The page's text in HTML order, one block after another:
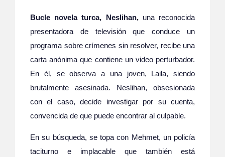
Bucle novela turca, Neslihan,una reconocida
presentadora de televisión que conduce un
programa sobre crímenes sin resolver, recibe una
carta anónima que contiene un video perturbador.
En él, se observa a una joven, Laila, siendo
brutalmente asesinada. Neslihan, obsesionada
con el caso, decide investigar por su cuenta,
convencida de que puede encontrar al culpable.
En su búsqueda, se topa con Mehmet, un policía
taciturno e implacable que también está